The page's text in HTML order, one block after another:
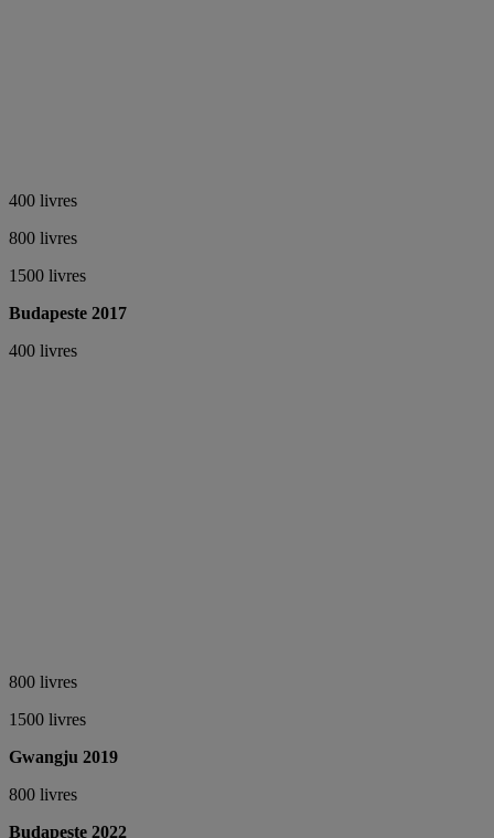
400 livres
800 livres
1500 livres
Budapeste 2017
400 livres
800 livres
1500 livres
Gwangju 2019
800 livres
Budapeste 2022